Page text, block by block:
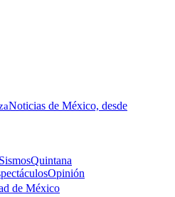
Noticias de México, desde
SismosQuintana
Opinión
de México